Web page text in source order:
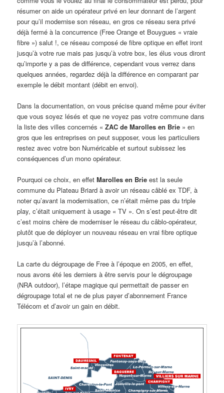
résumer on aide un opérateur privé en leur donnant de l’argent
pour qu’il modernise son réseau, en gros ce réseau sera privé
déjà fermé à la concurrence (Free Orange et Bouygues « vraie
fibre ») salut !, ce réseau composé de fibre optique en effet iront
jusqu’à votre rue mais pas jusqu’à votre box, les élus vous diront
qu’importe y a pas de différence, cependant vous verrez dans
quelques années, regardez déjà la différence en comparant par
exemple le débit montant (débit en envoi).
Dans la documentation, on vous précise quand même pour éviter
que vous soyez lésés et que ne voyez pas votre commune dans
la liste des villes concernés «ZAC de Marolles en Brie » en
gros que les entreprises on peut supposer, vous les particuliers
restez avec votre bon Numéricable et surtout subissez les
conséquences d’un mono opérateur.
Pourquoi ce choix, en effetMarolles en Brie est la seule
commune du Plateau Briard à avoir un réseau câblé ex TDF, à
noter qu’avant la modernisation, ce n’était même pas du triple
play, c’était uniquement à usage « TV ». On s’est peut-être dit
c’est moins chère de moderniser le réseau du câblo-opérateur,
plutôt que de déployer un nouveau réseau en vrai fibre optique
jusqu’à l’abonné.
La carte du dégroupage de Free à l’époque en 2005, en effet,
nous avons été les derniers à être servis pour le dégroupage
(NRA outdoor), l’étape magique qui permettait de passer en
dégroupage total et ne de plus payer d’abonnement France
Télécom et d’avoir un gain en débit.